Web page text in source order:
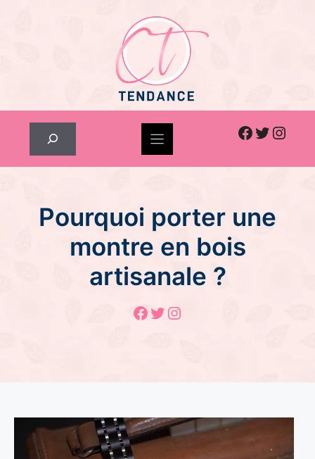
Facebook
Twitter
Pourquoi porter une
montre en bois
artisanale ?
Facebook
Twitter
Instagram